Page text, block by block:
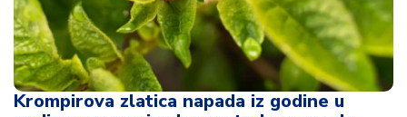
Krompirova zlatica napada iz godine u